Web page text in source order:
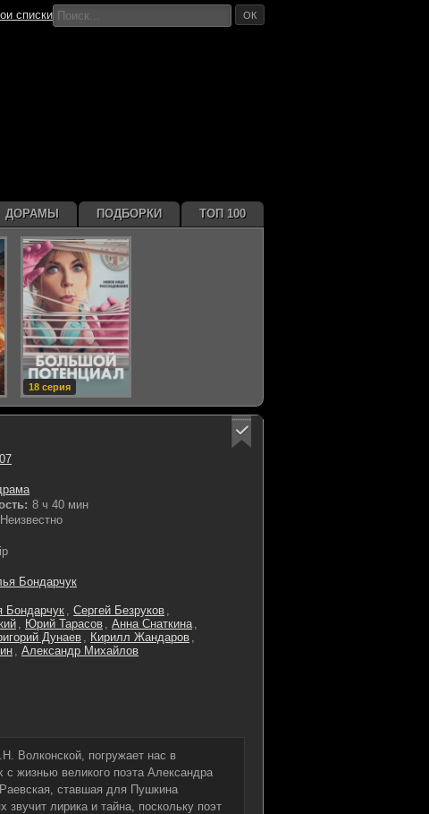
8 ч 40 мин
Неизвестно
Бондарчук
Бондарчук , Сергей Безруков ,
, Юрий Тарасов , Анна Снаткина ,
Дунаев, Кирилл Жандаров ,
, Александр Михайлов
Волконской, погружает нас в
жизнью великого поэта Александра
ставшая для Пушкина
лирика и тайна, поскольку поэт
ДОРАМЫ ПОДБОРКИ ТОП 100
18 серия
списки ОК